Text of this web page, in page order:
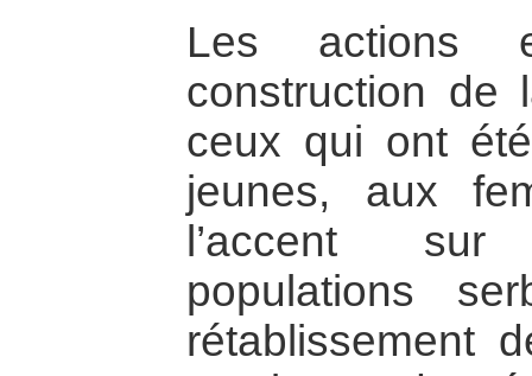
Les actions
construction de
ceux qui ont
jeunes, aux
l’accent sur
populations
rétablissement